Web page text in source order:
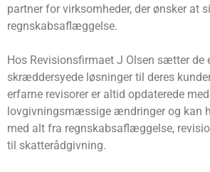
partner for virksomheder, der ønsker at
regnskabsaflæggelse.
Hos Revisionsfirmaet J Olsen sætter de
skræddersyede løsninger til deres
erfarne revisorer er altid opdaterede
lovgivningsmæssige ændringer og kan
med alt fra regnskabsaflæggelse,
til skatterådgivning.